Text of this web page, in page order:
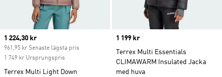
Current price
1 224,30 kr
961,95 kr Senaste lägsta pris
1 749 kr Ursprungspris
Terrex Multi Light Down
Price
1 199 kr
Terrex Multi Essentials
CLIMAWARM Insulated Jacka
med huva